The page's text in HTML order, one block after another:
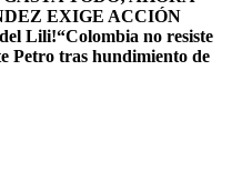
EXIGE ACCIÓN
Lili!“Colombia no resiste
Petro tras hundimiento de